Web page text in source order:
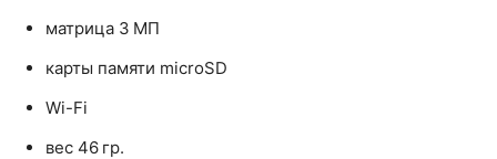
матрица 3 МП
карты памяти microSD
Wi-Fi
вес 46 гр.